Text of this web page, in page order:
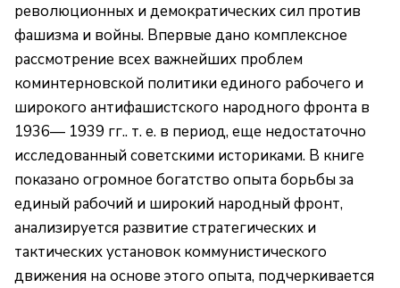
революционных и демократических сил против
фашизма и войны. Впервые дано комплексное
рассмотрение всех важнейших проблем
коминтерновской политики единого рабочего и
широкого антифашистского народного фронта в
1936— 1939 гг.. т. е. в период, еще недостаточно
исследованный советскими историками. В книге
показано огромное богатство опыта борьбы за
единый рабочий и широкий народный фронт,
анализируется развитие стратегических и
тактических установок коммунистического
движения на основе этого опыта, подчеркивается